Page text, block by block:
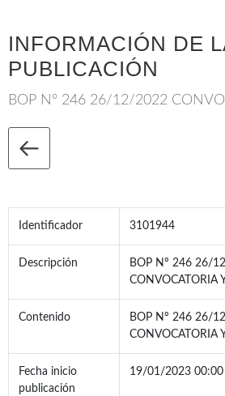
INFORMACIÓN DE
PUBLICACIÓN
BOP Nº 246 26/12/2022
Identificador 3101944
Descripción
BOP Nº 246 26/
CONVOCATORIA
Contenido
BOP Nº 246 26/
CONVOCATORIA
Fecha inicio
publicación
19/01/2023 00:00